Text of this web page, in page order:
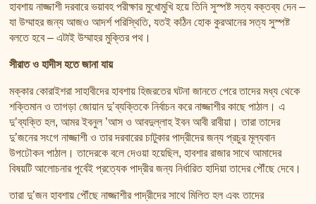
হাবশায় নাজ্জাশী দরবারে ভয়াবহ পরীক্ষার মুখোমুখি হয়ে তিনি সুস্পষ্ট সত্য বক্তব্য দেন –
যা উম্মাহর জন্য আজও আদর্শ পরিস্থিতি, যতই কঠিন হোক কুরআনের সত্য সুস্পষ্ট
বলতে হবে – এটাই উম্মাহর মুক্তির পথ।
সীরাত ও হাদীস হতে জানা যায়
মক্কার কোরাইশরা সাহাবীদের হাবশায় হিজরতের ঘটনা জানতে পেরে তাদের মধ্য থেকে
শক্তিমান ও তাগড়া জোয়ান দু’ব্যক্তিকে নির্বাচন করে নাজ্জাশীর কাছে পাঠাল। এ
দু’ব্যক্তি হল, আমর ইবনুল ’আস ও আবদুল্লাহ ইবন আবী রাবীয়া। তারা তাদের
দু’জনের সংগে নাজ্জাশী ও তার দরবারের চাটুকার পাদ্রীদের জন্য প্রচুর মূল্যবান
উপঢৌকন পাঠাল। তাদেরকে বলে দেওয়া হয়েছিল, হাবশার রাজার সাথে আমাদের
বিষয়টি আলোচনার পূর্বেই প্রত্যেক পাদ্রীর জন্য নির্ধারিত হাদিয়া তাদের পৌঁছে দেবে।
তারা দু’জন হাবশায় পৌঁছে নাজ্জাশীর পাদ্রীদের সাথে মিলিত হল এবং তাদের